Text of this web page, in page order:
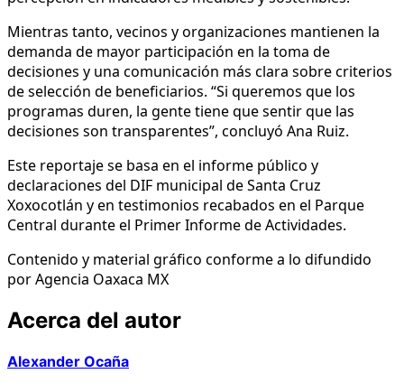
Mientras tanto, vecinos y organizaciones mantienen la
demanda de mayor participación en la toma de
decisiones y una comunicación más clara sobre criterios
de selección de beneficiarios. “Si queremos que los
programas duren, la gente tiene que sentir que las
decisiones son transparentes”, concluyó Ana Ruiz.
Este reportaje se basa en el informe público y
declaraciones del DIF municipal de Santa Cruz
Xoxocotlán y en testimonios recabados en el Parque
Central durante el Primer Informe de Actividades.
Contenido y material gráfico conforme a lo difundido
por Agencia Oaxaca MX
Acerca del autor
Alexander Ocaña